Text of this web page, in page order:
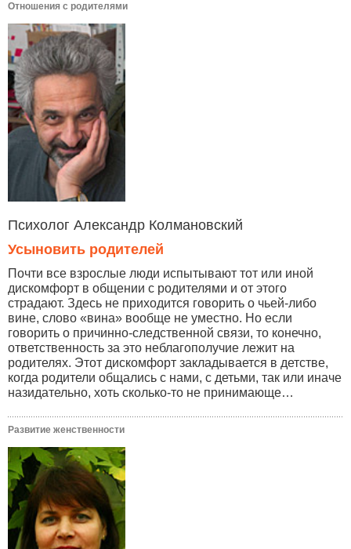
Отношения с родителями
Психолог Александр Колмановский
Усыновить родителей
Почти все взрослые люди испытывают тот или иной
дискомфорт в общении с родителями и от этого
страдают. Здесь не приходится говорить о чьей-либо
вине, слово «вина» вообще не уместно. Но если
говорить о причинно-следственной связи, то конечно,
ответственность за это неблагополучие лежит на
родителях. Этот дискомфорт закладывается в детстве,
когда родители общались с нами, с детьми, так или иначе
назидательно, хоть сколько-то не принимающе…
Развитие женственности